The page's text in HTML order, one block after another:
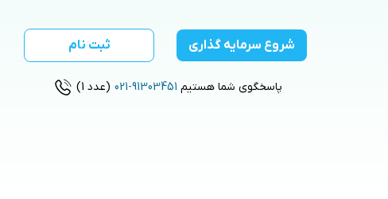
شروع سرمایه گذاری ثبت نام
پاسخگوی شما هستیم 021-91303451 (عدد 1)